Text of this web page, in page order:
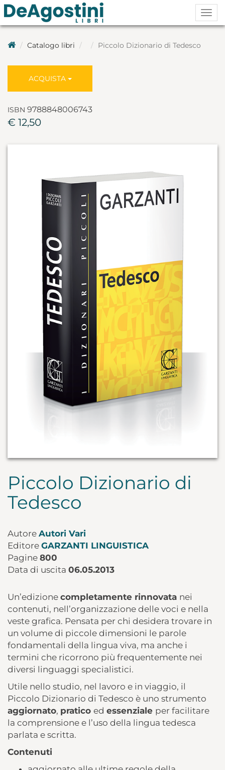
Catalogo libri Piccolo Dizionario di Tedesco
ACQUISTA
ISBN 9788848006743
€ 12,50
Piccolo Dizionario di
Tedesco
Autore Autori Vari
Editore GARZANTI LINGUISTICA
Pagine 800
Data di uscita 06.05.2013
Un’edizione completamente rinnovata nei
contenuti, nell’organizzazione delle voci e nella
veste grafica. Pensata per chi desidera trovare in
un volume di piccole dimensioni le parole
fondamentali della lingua viva, ma anche i
termini che ricorrono più frequentemente nei
diversi linguaggi specialistici.
Utile nello studio, nel lavoro e in viaggio, il
Piccolo Dizionario di Tedesco è uno strumento
aggiornato, pratico ed essenziale per facilitare
la comprensione e l’uso della lingua tedesca
parlata e scritta.
Contenuti